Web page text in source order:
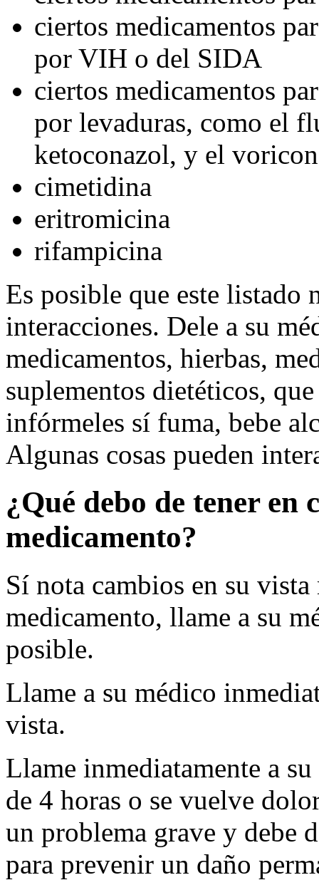
ciertos medicamentos
por VIH o del SIDA
ciertos medicamentos
por levaduras, como el
ketoconazol, y el
cimetidina
eritromicina
rifampicina
Es posible que este listado
interacciones. Dele a su
medicamentos, hierbas,
suplementos dietéticos,
infórmeles sí fuma, bebe
Algunas cosas pueden
¿Qué debo de tener en
medicamento?
Sí nota cambios en su
medicamento, llame a su
posible.
Llame a su médico
vista.
Llame inmediatamente a
de 4 horas o se vuelve
un problema grave y debe
para prevenir un daño